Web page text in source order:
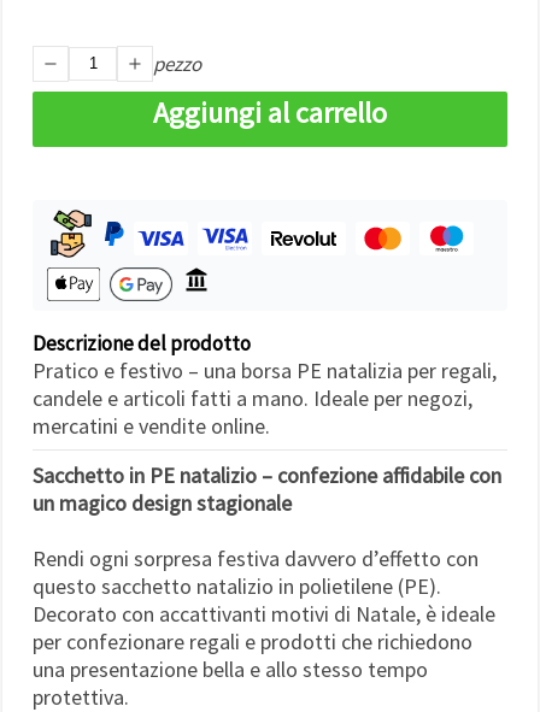
consenso
verranno
impostati
tecnicamente
cookies
Accetta
Impostazioni
pezzo
Aggiungi al carrello
Descrizione del prodotto
Pratico e festivo – una borsa PE natalizia per regali,
candele e articoli fatti a mano. Ideale per negozi,
mercatini e vendite online.
Sacchetto in PE natalizio – confezione affidabile con
un magico design stagionale
Rendi ogni sorpresa festiva davvero d’effetto con
questo sacchetto natalizio in polietilene (PE).
Decorato con accattivanti motivi di Natale, è ideale
per confezionare regali e prodotti che richiedono
una presentazione bella e allo stesso tempo
protettiva.